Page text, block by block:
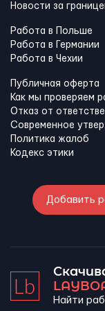
Новости за
Работа в Польше
Работа в Германии
Работа в Чехии
Публичная оферта
Как мы проверяем
Отказ от
Современное
Политика жалоб
Кодекс этики
Добавить
Найти